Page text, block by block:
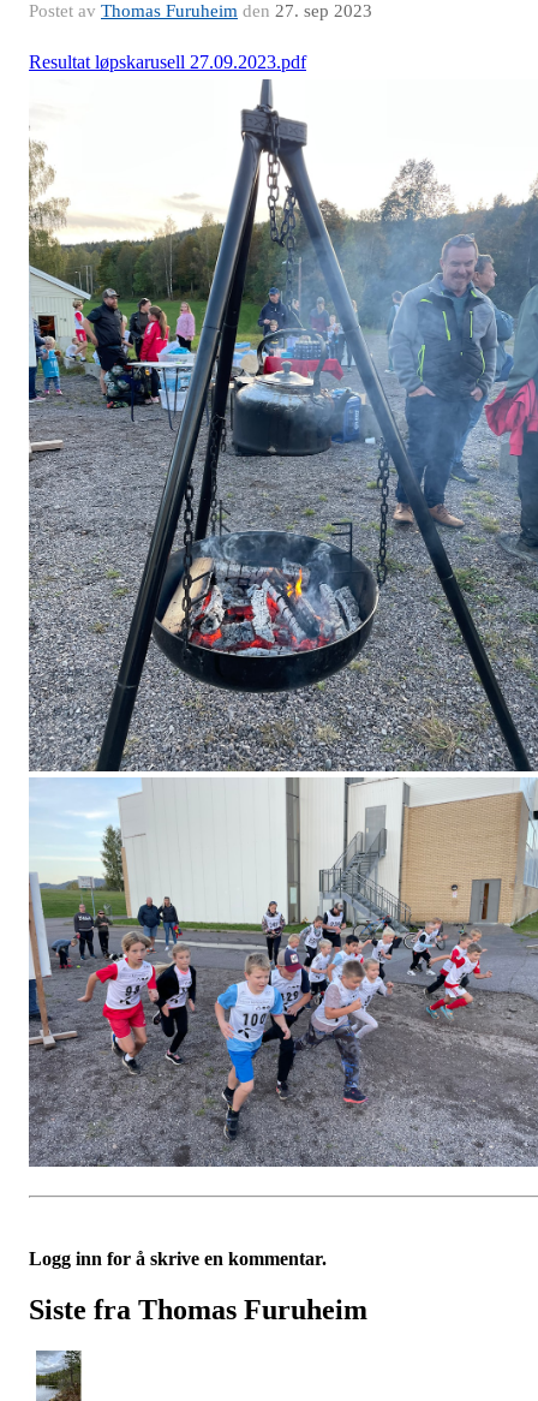
Postet av Thomas Furuheim den 27. sep 2023
Resultat løpskarusell 27.09.2023.pdf
Logg inn for å skrive en kommentar.
Siste fra Thomas Furuheim